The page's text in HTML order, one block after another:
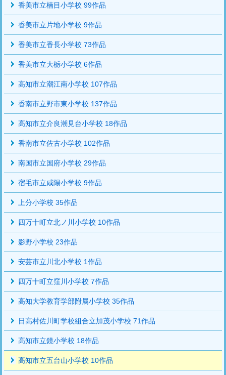
香美市立楠目小学校 99作品
香美市立片地小学校 9作品
香美市立香長小学校 73作品
香美市立大栃小学校 6作品
高知市立潮江南小学校 107作品
香南市立野市東小学校 137作品
高知市立介良潮見台小学校 18作品
香南市立佐古小学校 102作品
南国市立国府小学校 29作品
宿毛市立咸陽小学校 9作品
上分小学校 35作品
四万十町立北ノ川小学校 10作品
影野小学校 23作品
安芸市立川北小学校 1作品
四万十町立窪川小学校 7作品
高知大学教育学部附属小学校 35作品
日高村佐川町学校組合立加茂小学校 71作品
高知市立鏡小学校 18作品
高知市立五台山小学校 10作品